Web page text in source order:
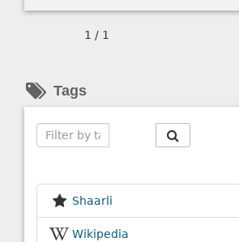
1 / 1
Tags
Shaarli
Wikipedia